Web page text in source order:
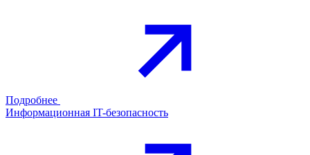
Подробнее
Информационная IT-безопасность